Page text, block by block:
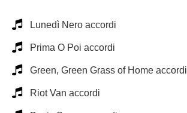
Lunedì Nero accordi
Prima O Poi accordi
Green, Green Grass of Home accordi
Riot Van accordi